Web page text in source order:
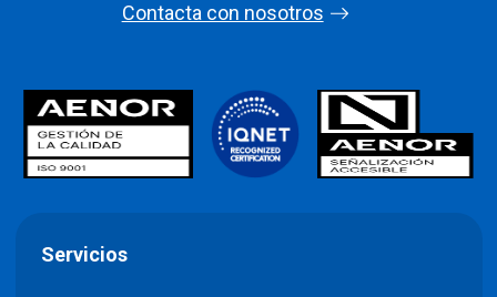
Contacta con nosotros
Servicios